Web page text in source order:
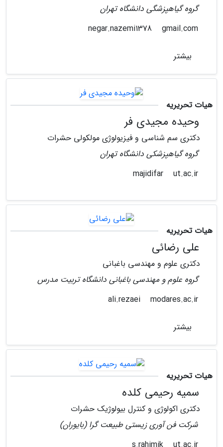
گروه گیاهپزشگی دانشگاه تهران
gmail.com
بیشتر
هیات تحریریه
وحیده مجیدی فر
دکتری سم شناسی و فیزیولوژی مولکولی حشرات
گروه گیاهپزشکی دانشگاه تهران
ut.ac.ir
هیات تحریریه
علی رضائی
دکتری علوم و مهندسی باغبانی
گروه علوم و مهندسی باغبانی دانشگاه تربیت مدرس
modares.ac.ir
بیشتر
هیات تحریریه
سمیه رحیمی کلده
دکتری اکولوژی و کنترل بیولوژیک حشرات
شرکت فن آوری زیستی طبیعت گرا (بایوران)
ut.ac.ir